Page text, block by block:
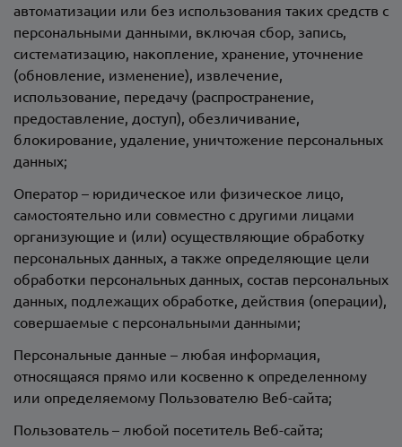
автоматизации или без использования таких средств с
персональными данными, включая сбор, запись,
систематизацию, накопление, хранение, уточнение
(обновление, изменение), извлечение,
использование, передачу (распространение,
предоставление, доступ), обезличивание,
блокирование, удаление, уничтожение персональных
данных;
Оператор – юридическое или физическое лицо,
самостоятельно или совместно с другими лицами
организующие и (или) осуществляющие обработку
персональных данных, а также определяющие цели
обработки персональных данных, состав персональных
данных, подлежащих обработке, действия (операции),
совершаемые с персональными данными;
Персональные данные – любая информация,
относящаяся прямо или косвенно к определенному
или определяемому Пользователю Веб-сайта;
Пользователь – любой посетитель Веб-сайта;